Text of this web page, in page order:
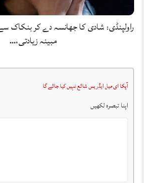
راولپنڈی: شادی کا جھانسہ دے کر بنکاک
مبینہ زیادتی،…
آپکا ای میل ایڈریس شائع نہیں کیا جائے گا
اپنا تبصرہ لکھیں